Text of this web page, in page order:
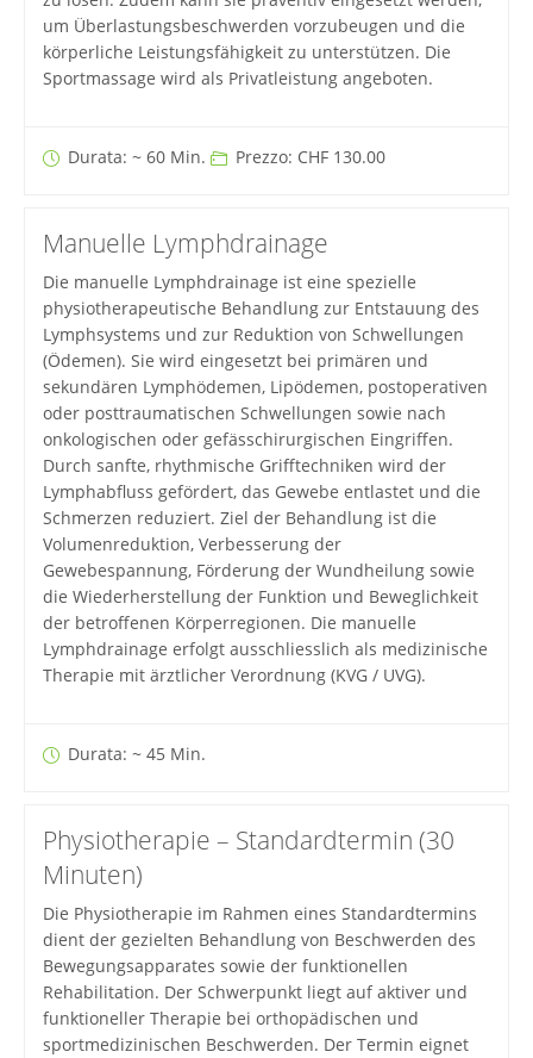
um Überlastungsbeschwerden vorzubeugen und die
körperliche Leistungsfähigkeit zu unterstützen. Die
Sportmassage wird als Privatleistung angeboten.
Durata: ~ 60 Min. Prezzo: CHF 130.00
Manuelle Lymphdrainage
Die manuelle Lymphdrainage ist eine spezielle
physiotherapeutische Behandlung zur Entstauung des
Lymphsystems und zur Reduktion von Schwellungen
(Ödemen). Sie wird eingesetzt bei primären und
sekundären Lymphödemen, Lipödemen, postoperativen
oder posttraumatischen Schwellungen sowie nach
onkologischen oder gefässchirurgischen Eingriffen.
Durch sanfte, rhythmische Grifftechniken wird der
Lymphabfluss gefördert, das Gewebe entlastet und die
Schmerzen reduziert. Ziel der Behandlung ist die
Volumenreduktion, Verbesserung der
Gewebespannung, Förderung der Wundheilung sowie
die Wiederherstellung der Funktion und Beweglichkeit
der betroffenen Körperregionen. Die manuelle
Lymphdrainage erfolgt ausschliesslich als medizinische
Therapie mit ärztlicher Verordnung (KVG / UVG).
Durata: ~ 45 Min.
Physiotherapie – Standardtermin (30
Minuten)
Die Physiotherapie im Rahmen eines Standardtermins
dient der gezielten Behandlung von Beschwerden des
Bewegungsapparates sowie der funktionellen
Rehabilitation. Der Schwerpunkt liegt auf aktiver und
funktioneller Therapie bei orthopädischen und
sportmedizinischen Beschwerden. Der Termin eignet